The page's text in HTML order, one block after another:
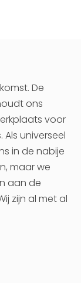
De
ons
voor
universeel
in de nabije
maar we
aan de
zijn al met al